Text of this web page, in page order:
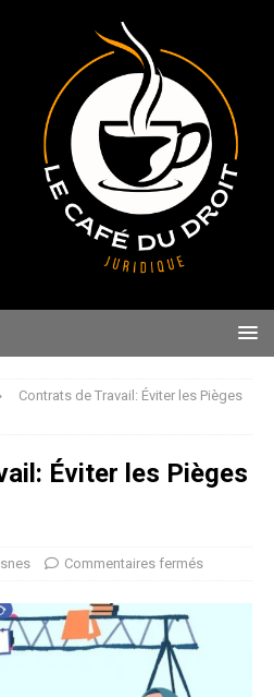
Contrats de Travail: Éviter les Pièges
Éviter les Pièges
Commentaires fermés